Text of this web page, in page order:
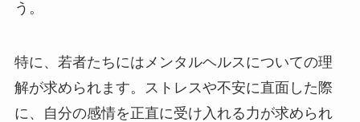
う。
特に、若者たちにはメンタルヘルスについての理
解が求められます。ストレスや不安に直面した際
に、自分の感情を正直に受け入れる力が求められ